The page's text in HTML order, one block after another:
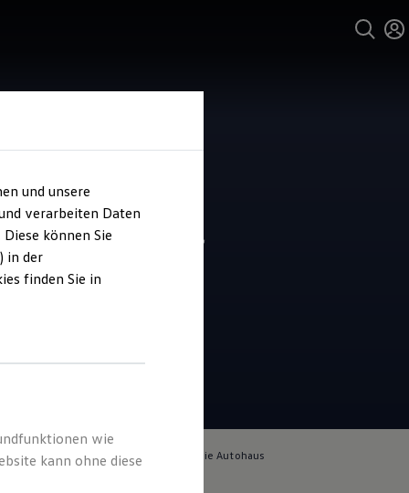
Günther
4.9| 11 Bewertungen
für die Inhalte auf dieser Seite ist die Autohaus
und unsere
verarbeiten Daten
können Sie
in der
finden Sie in
wie
kann ohne diese